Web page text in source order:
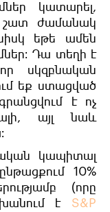
կատարել,
շատ ժամանակ
եթե ամեն
Դա տեղի է
սկզբնական
եք ստացված
է ոչ
այլ նաև
կապիտալ
10%
(որը
է S&P